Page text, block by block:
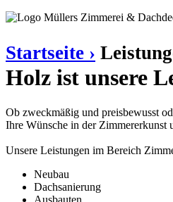
Startseite ›
Holz ist unsere
Ob zweckmäßig und preisbewusst
Ihre Wünsche in der Zimmererkunst
Unsere Leistungen im Bereich
Neubau
Dachsanierung
Ausbauten